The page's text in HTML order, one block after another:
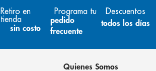
Retiro en
tienda
sin costo
Programa tu
pedido
frecuente
Descuentos
todos los días
Quienes Somos